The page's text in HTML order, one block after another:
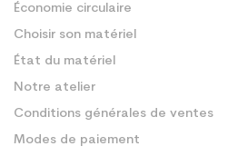
Économie circulaire
Choisir son matériel
État du matériel
Notre atelier
Conditions générales de ventes
Modes de paiement